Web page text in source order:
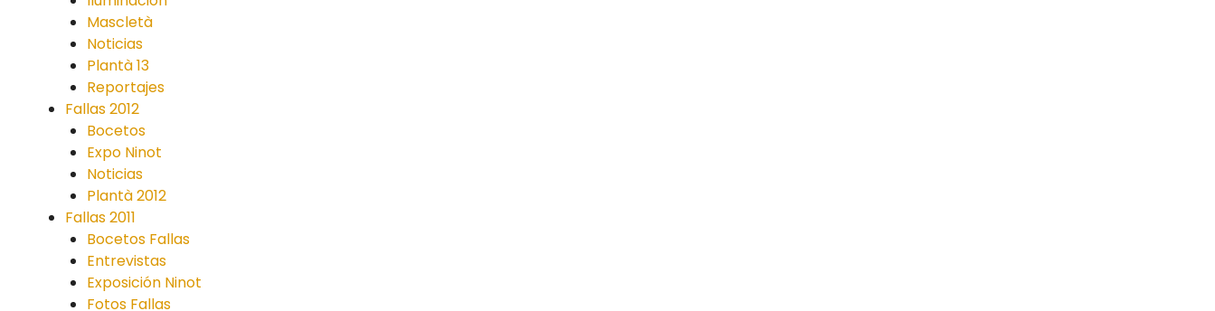
Mascletà
Noticias
Plantà 13
Reportajes
Fallas 2012
Bocetos
Expo Ninot
Noticias
Plantà 2012
Fallas 2011
Bocetos Fallas
Entrevistas
Exposición Ninot
Fotos Fallas